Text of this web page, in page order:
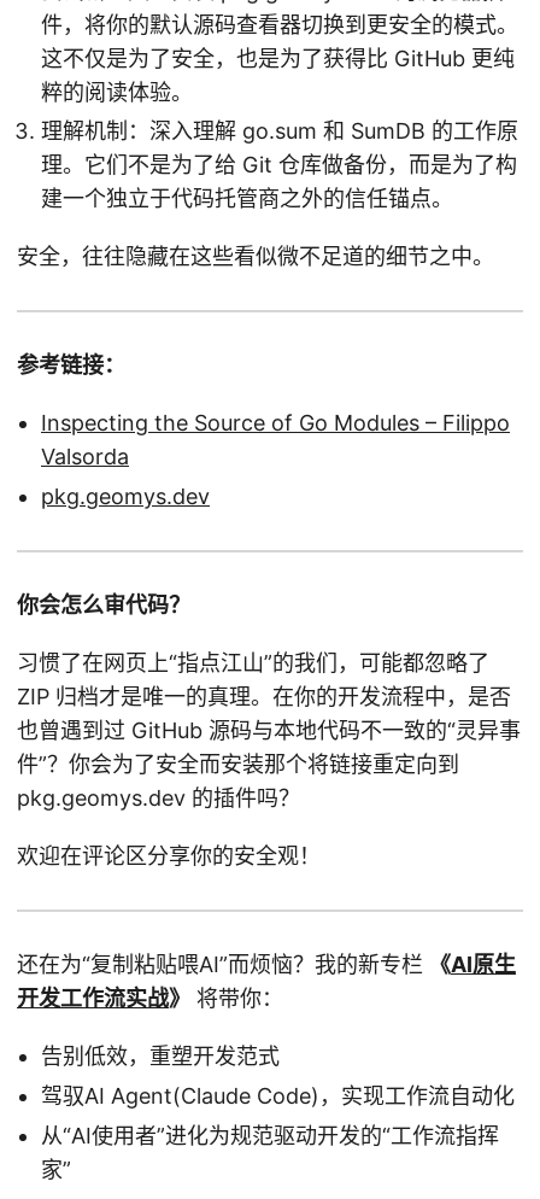
件，将你的默认源码查看器切换到更安全的模式。
这不仅是为了安全，也是为了获得比 GitHub 更纯
粹的阅读体验。
理解机制：深入理解 go.sum 和 SumDB 的工作原
理。它们不是为了给 Git 仓库做备份，而是为了构
建一个独立于代码托管商之外的信任锚点。
安全，往往隐藏在这些看似微不足道的细节之中。
参考链接：
Inspecting the Source of Go Modules – Filippo
Valsorda
pkg.geomys.dev
你会怎么审代码？
习惯了在网页上“指点江山”的我们，可能都忽略了
ZIP 归档才是唯一的真理。在你的开发流程中，是否
也曾遇到过 GitHub 源码与本地代码不一致的“灵异事
件”？你会为了安全而安装那个将链接重定向到
pkg.geomys.dev 的插件吗？
欢迎在评论区分享你的安全观！
还在为“复制粘贴喂AI”而烦恼？我的新专栏 《AI原生
开发工作流实战》 将带你：
告别低效，重塑开发范式
驾驭AI Agent(Claude Code)，实现工作流自动化
从“AI使用者”进化为规范驱动开发的“工作流指挥
家”